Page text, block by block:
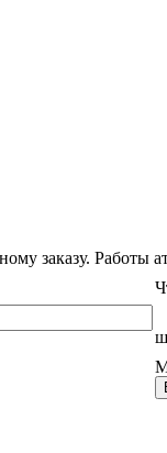
заказу. Работы